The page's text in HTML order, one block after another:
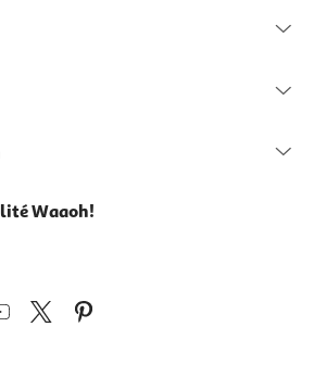
Waaoh!